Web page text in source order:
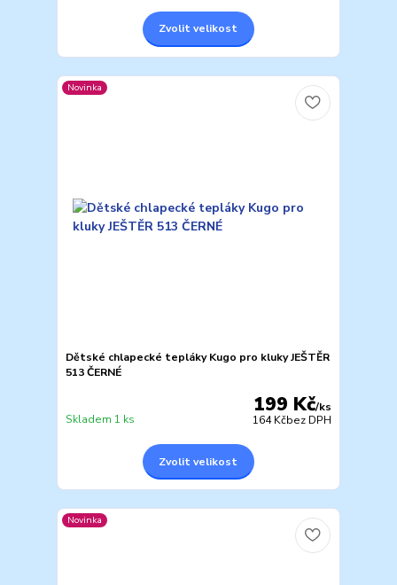
Zvolit velikost
Novinka
Dětské chlapecké tepláky Kugo pro kluky JEŠTĚR
513 ČERNÉ
199 Kč/ks
164 Kčbez DPH
Skladem 1 ks
Zvolit velikost
Novinka